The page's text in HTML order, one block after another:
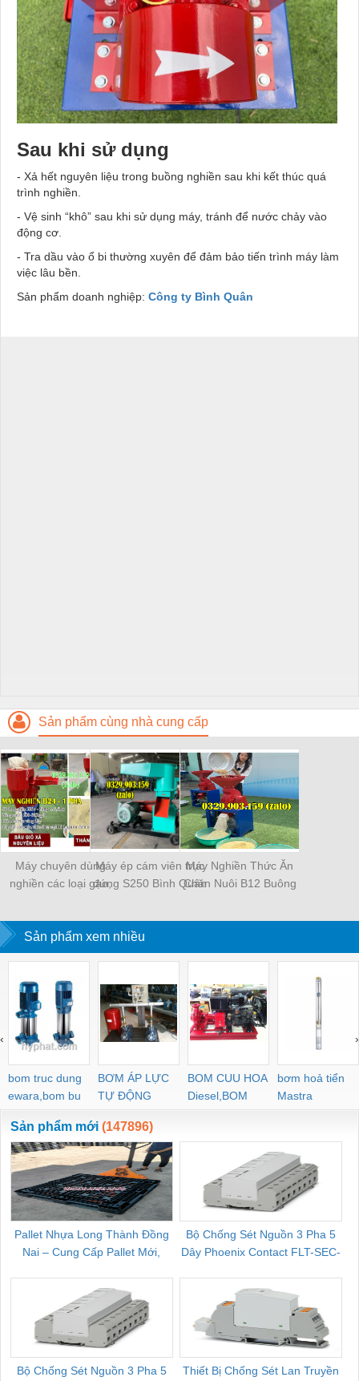
Sau khi sử dụng
- Xả hết nguyên liệu trong buồng nghiền sau khi kết thúc quá
trình nghiền.
- Vệ sinh “khô” sau khi sử dụng máy, tránh để nước chảy vào
động cơ.
- Tra dầu vào ổ bi thường xuyên để đảm bảo tiến trình máy làm
việc lâu bền.
Sản phẩm doanh nghiệp: Công ty Bình Quân
Sản phẩm cùng nhà cung cấp
Máy chuyên dùng
nghiền các loại gạo,
thành bột cám làm thức
ăn cho gia súc - gia
cầm
Máy ép cám viên trục
đứng S250 Bình Quân
Máy Nghiền Thức Ăn
Chăn Nuôi B12 Buông
Sản phẩm xem nhiều
bom truc dung
ewara,bom bu
ewara
BƠM ÁP LỰC
TỰ ĐỘNG
BOM CUU HOA
Diesel,BOM
CHUA CHAY
bơm hoả tiển
Mastra
‹ ›
Sản phẩm mới (147896)
Pallet Nhựa Long Thành Đồng
Nai – Cung Cấp Pallet Mới,
Bộ Chống Sét Nguồn 3 Pha 5
Dây Phoenix Contact FLT-SEC-
Bộ Chống Sét Nguồn 3 Pha 5
Thiết Bị Chống Sét Lan Truyền